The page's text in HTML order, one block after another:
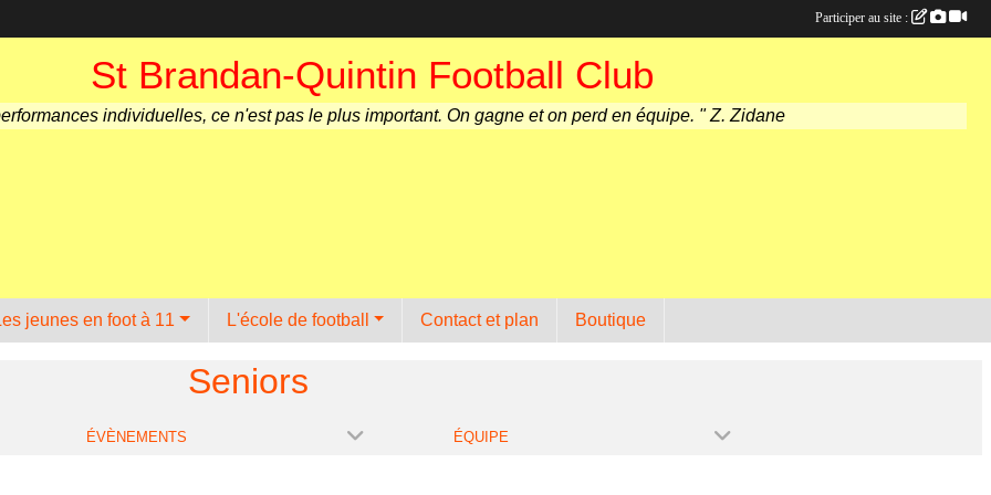
St Brandan-Quintin Football Club
individuelles, ce n'est pas le plus important. On gagne et on perd en équipe. " Z. Zidane
jeunes en foot à 11 L'école de football Contact et plan Boutique
Seniors
ÉVÈNEMENTS ÉQUIPE
Participer au site :